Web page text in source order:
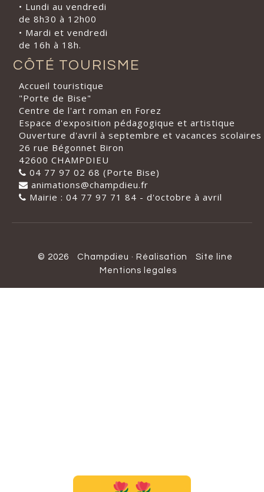
• Lundi au vendredi
de 8h30 à 12h00
• Mardi et vendredi
de 16h à 18h.
CÔTÉ TOURISME
Accueil touristique
"Porte de Bise"
Centre de l'art roman en Forez
Espace d'exposition pédagogique et artistique
Ouverture d'avril à septembre et vacances scolaires
26 rue Bégonnet Biron
42600 CHAMPDIEU
04 77 97 02 68 (Porte Bise)
animations@champdieu.fr
Mairie : 04 77 97 71 84 - d'octobre à avril
© 2026 Champdieu · Réalisation
Site line
Mentions legales